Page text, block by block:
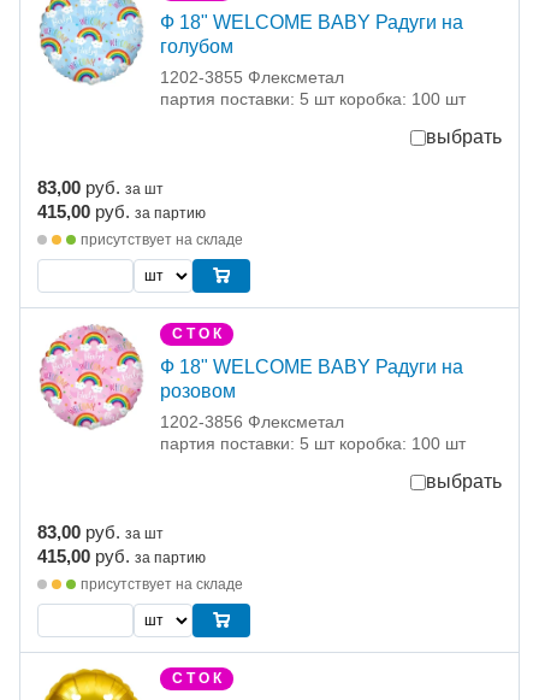
Ф 18" WELCOME BABY Радуги на
голубом
1202-3855 Флексметал
партия поставки: 5 шт коробка: 100 шт
выбрать
83,00 руб. за шт
415,00 руб. за партию
присутствует на складе
С Т О К
Ф 18" WELCOME BABY Радуги на
розовом
1202-3856 Флексметал
партия поставки: 5 шт коробка: 100 шт
выбрать
83,00 руб. за шт
415,00 руб. за партию
присутствует на складе
С Т О К